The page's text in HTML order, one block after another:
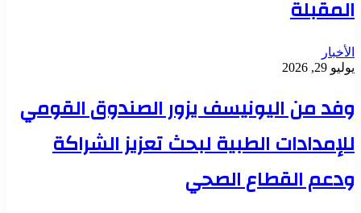
المقبلة
الأخبار
يوليو 29, 2026
وفد من اليونيسف يزور الصندوق القومي
للإمدادات الطبية لبحث تعزيز الشراكة
ودعم القطاع الصحي